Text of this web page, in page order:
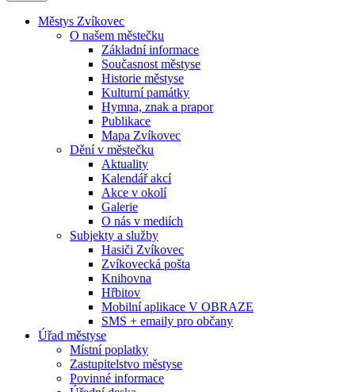
Městys Zvíkovec
O našem městečku
Základní informace
Současnost městyse
Historie městyse
Kulturní památky
Hymna, znak a prapor
Publikace
Mapa Zvíkovec
Dění v městečku
Aktuality
Kalendář akcí
Akce v okolí
Galerie
O nás v mediích
Subjekty a služby
Hasiči Zvíkovec
Zvíkovecká pošta
Knihovna
Hřbitov
Mobilní aplikace V OBRAZE
SMS + emaily pro občany
Úřad městyse
Místní poplatky
Zastupitelstvo městyse
Povinné informace